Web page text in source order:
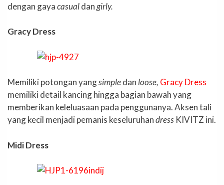
dengan gayacasualdangirly.
Gracy Dress
Memiliki potongan yangsimpledan loose, Gracy Dress
memiliki detail kancing hingga bagian bawah yang
memberikan keleluasaan pada penggunanya. Aksen tali
yang kecil menjadi pemanis keseluruhandress KIVITZ ini.
Midi Dress